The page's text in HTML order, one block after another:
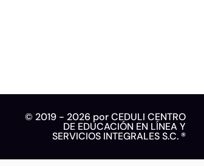
© 2019 - 2026 por CEDULI CENTRO
DE EDUCACIÓN EN LÍNEA Y
SERVICIOS INTEGRALES S.C. ®